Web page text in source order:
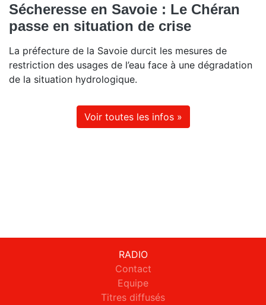
Sécheresse en Savoie : Le Chéran
passe en situation de crise
La préfecture de la Savoie durcit les mesures de
restriction des usages de l’eau face à une dégradation
de la situation hydrologique.
Voir toutes les infos »
RADIO
Contact
Equipe
Titres diffusés